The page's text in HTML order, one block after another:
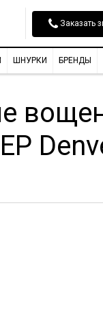
Заказать
ШНУРКИ БРЕНДЫ